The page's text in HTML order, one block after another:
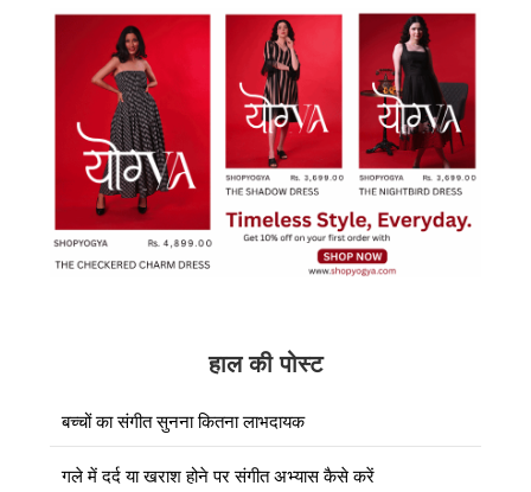
हाल की पोस्ट
बच्चों का संगीत सुनना कितना लाभदायक
गले में दर्द या खराश होने पर संगीत अभ्यास कैसे करें